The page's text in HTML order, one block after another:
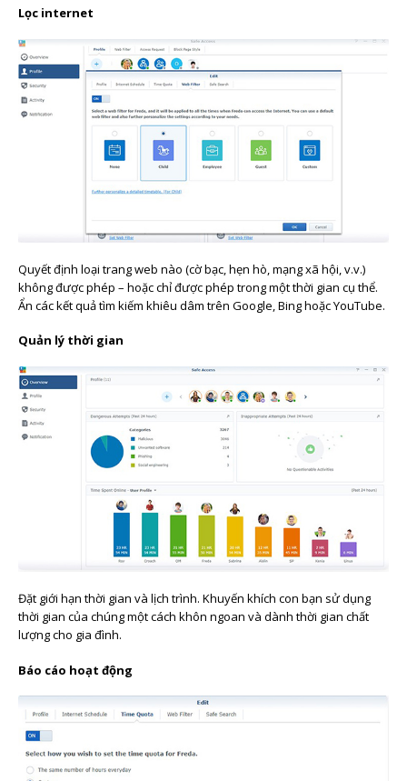
Lọc internet
Quyết định loại trang web nào (cờ bạc, hẹn hò, mạng xã hội, v.v.)
không được phép – hoặc chỉ được phép trong một thời gian cụ thể.
Ẩn các kết quả tìm kiếm khiêu dâm trên Google, Bing hoặc YouTube.
Quản lý thời gian
Đặt giới hạn thời gian và lịch trình. Khuyến khích con bạn sử dụng
thời gian của chúng một cách khôn ngoan và dành thời gian chất
lượng cho gia đình.
Báo cáo hoạt động